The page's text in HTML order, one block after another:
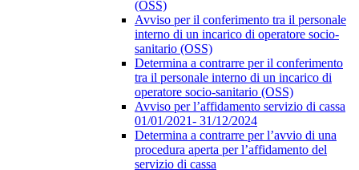
(OSS)
Avviso per il conferimento tra il personale
interno di un incarico di operatore socio-
sanitario (OSS)
Determina a contrarre per il conferimento
tra il personale interno di un incarico di
operatore socio-sanitario (OSS)
Avviso per l’affidamento servizio di cassa
01/01/2021- 31/12/2024
Determina a contrarre per l’avvio di una
procedura aperta per l’affidamento del
servizio di cassa